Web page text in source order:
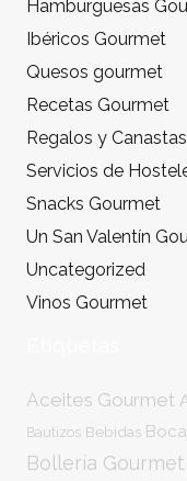
Hamburguesas
Ibéricos Gourmet
Quesos gourmet
Recetas Gourmet
Regalos y
Servicios de
Snacks Gourmet
Un San Valentín
Uncategorized
Vinos Gourmet
Aceites Gourmet
Bautizos Bebidas
Bollería Gourmet